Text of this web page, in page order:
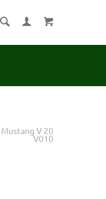
Mustang V 20
V010